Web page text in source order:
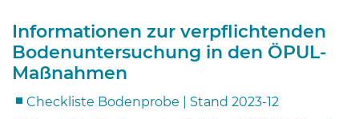
Informationen zur verpflichtenden
Bodenuntersuchung in den ÖPUL-
Maßnahmen
Checkliste Bodenprobe | Stand 2023-12